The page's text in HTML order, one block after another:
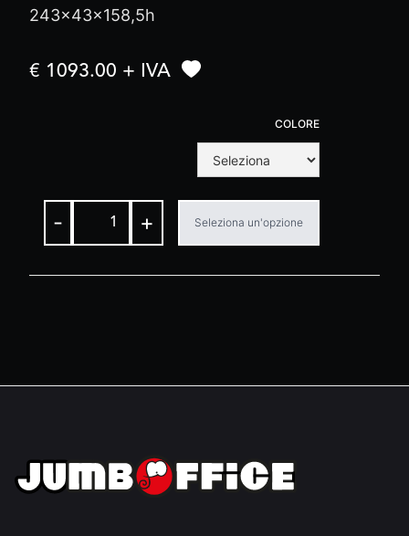
243x43x158,5h
€ 1093.00 + IVA
COLORE
- + Seleziona un'opzione